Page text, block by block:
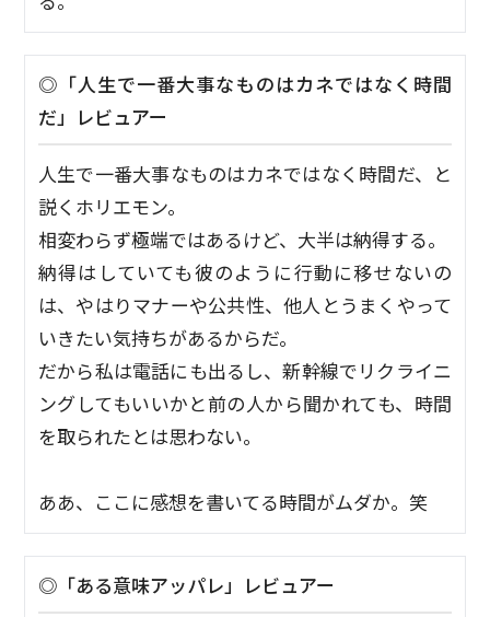
◎「人生で一番大事なものはカネではなく時間
だ」レビュアー
人生で一番大事なものはカネではなく時間だ、と
説くホリエモン。
相変わらず極端ではあるけど、大半は納得する。
納得はしていても彼のように行動に移せないの
は、やはりマナーや公共性、他人とうまくやって
いきたい気持ちがあるからだ。
だから私は電話にも出るし、新幹線でリクライニ
ングしてもいいかと前の人から聞かれても、時間
を取られたとは思わない。
ああ、ここに感想を書いてる時間がムダか。笑
◎「ある意味アッパレ」レビュアー